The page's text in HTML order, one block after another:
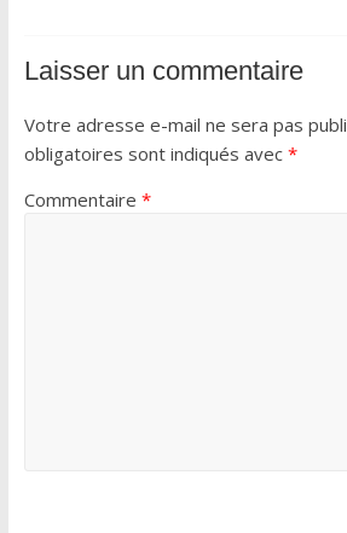
Laisser un commentaire
Votre adresse e-mail ne sera pas
obligatoires sont indiqués avec *
Commentaire *